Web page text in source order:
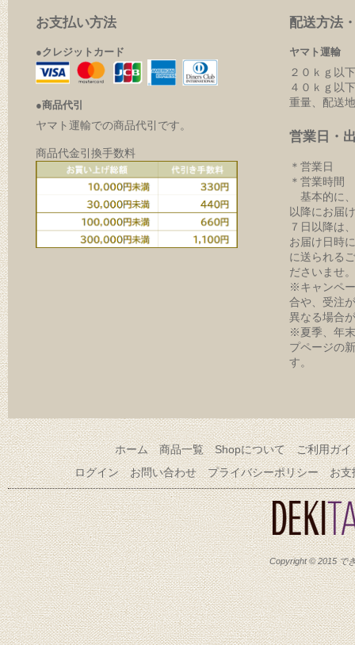
お支払い方法
●クレジットカード
●商品代引
ヤマト運輸での商品代引です。
商品代金引換手数料
配送方法
ヤマト運輸
２０ｋｇ以
４０ｋｇ以
重量、配送
営業日・
＊営業日
＊営業時間
基本的に
以降にお届
７日以降は
お届け日時
に送られる
ださいませ。
※キャンペ
合や、受注
異なる場合
※夏季、年
プページの
す。
ホーム 商品一覧 Shopについて
ご利用ガイ
ログイン
お問い合わせ プライバシーポリシー お支
Copyright © 2015 で